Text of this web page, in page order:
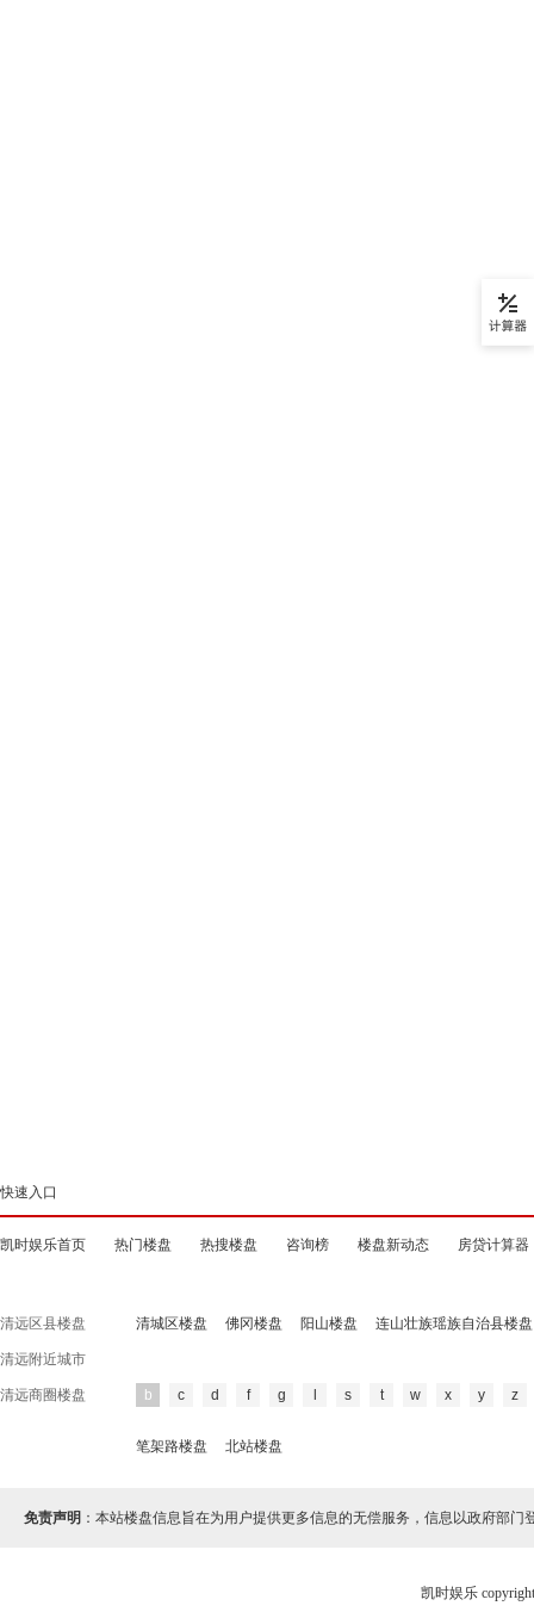
快速入口
凯时娱乐首页 热门楼盘 热搜楼盘 咨询榜 楼盘新动态 房贷计算器
清远区县楼盘 清城区楼盘 佛冈楼盘 阳山楼盘 连山壮族瑶族自治县楼盘
清远附近城市
清远商圈楼盘 b c d f g s t w x y z
笔架路楼盘 北站楼盘
免责声明 ：本站楼盘信息旨在为用户提供更多信息的无偿服务，信息以政府部门
凯时娱乐